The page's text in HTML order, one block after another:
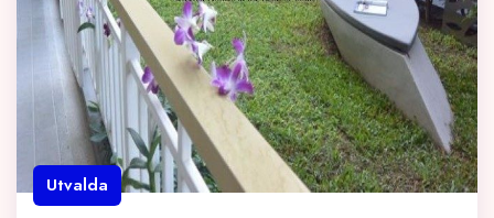
Utvalda